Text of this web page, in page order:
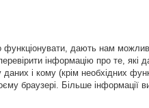
дають нам
інформацію про те, які
і кому (крім необхідних
браузері. Більше інформації